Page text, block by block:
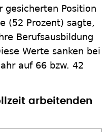
gesicherten Position
(52 Prozent) sagte,
Berufsausbildung
Werte sanken bei
auf 66 bzw. 42
arbeitenden